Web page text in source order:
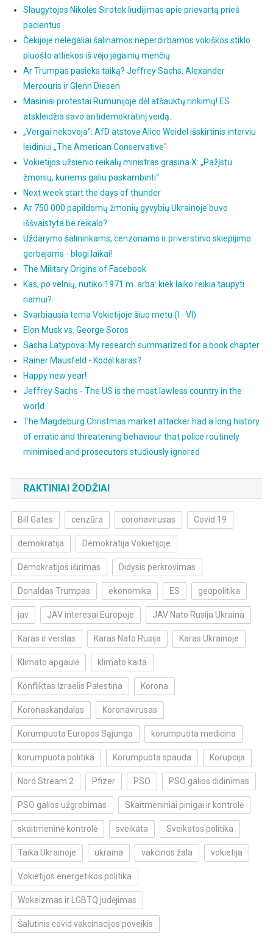
Slaugytojos Nikolės Sirotek liudijimas apie prievartą prieš
pacientus
Čekijoje nelegaliai šalinamos neperdirbamos vokiškos stiklo
pluošto atliekos iš vėjo jėgainių menčių
Ar Trumpas pasieks taiką? Jeffrey Sachs, Alexander
Mercouris ir Glenn Diesen
Masiniai protestai Rumunijoje dėl atšauktų rinkimų! ES
atskleidžia savo antidemokratinį veidą.
„Vergai nekovoja“: AfD atstovė Alice Weidel išskirtinis interviu
leidiniui „The American Conservative"
Vokietijos užsienio reikalų ministras grasina X: „Pažįstu
žmonių, kuriems galiu paskambinti“
Next week start the days of thunder
Ar 750 000 papildomų žmonių gyvybių Ukrainoje buvo
iššvaistyta be reikalo?
Uždarymo šalininkams, cenzoriams ir priverstinio skiepijimo
gerbėjams - blogi laikai!
The Military Origins of Facebook
Kas, po velnių, nutiko 1971 m. arba: kiek laiko reikia taupyti
namui?
Svarbiausia tema Vokietijoje šiuo metu (I - VI)
Elon Musk vs. George Soros
Sasha Latypova: My research summarized for a book chapter
Rainer Mausfeld - Kodėl karas?
Happy new year!
Jeffrey Sachs - The US is the most lawless country in the
world
The Magdeburg Christmas market attacker had a long history
of erratic and threatening behaviour that police routinely
minimised and prosecutors studiously ignored
RAKTINIAI ŽODŽIAI
Bill Gates cenzūra coronavirusas Covid 19
demokratija Demokratija Vokietijoje
Demokratijos iširimas Didysis perkrovimas
Donaldas Trumpas ekonomika ES geopolitika
jav JAV interesai Europoje JAV Nato Rusija Ukraina
Karas ir verslas Karas Nato Rusija Karas Ukrainoje
Klimato apgaulė klimato kaita
Konfliktas Izraelis Palestina Korona
Koronaskandalas Koronavirusas
Korumpuota Europos Sąjunga korumpuota medicina
korumpuota politika Korumpuota spauda Korupcija
Nord Stream 2 Pfizer PSO PSO galios didinimas
PSO galios užgrobimas Skaitmeniniai pinigai ir kontrolė
skaitmeninė kontrolė sveikata Sveikatos politika
Taika Ukrainoje ukraina vakcinos žala vokietija
Vokietijos energetikos politika
Wokeizmas ir LGBTQ judėjimas
Šalutinis covid vakcinacijos poveikis